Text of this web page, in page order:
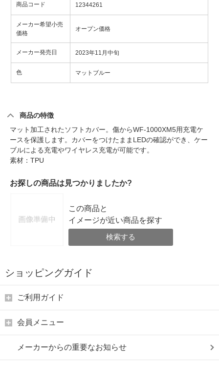
商品コード 12344261
メーカー希望小売
価格
オープン価格
メーカー発売日 2023年11月中旬
色 マットブルー
商品の特徴
マット加工されたソフトカバー。傷からWF-1000XM5用充電ケ
ースを保護します。カバーをつけたままLEDの確認ができ、ケー
ブルによる充電やワイヤレス充電が可能です。
素材：TPU
お探しの商品は見つかりましたか?
この商品と
イメージが近い商品を探す
検索する
ショッピングガイド
ご利用ガイド
会員メニュー
メーカーからの重要なお知らせ